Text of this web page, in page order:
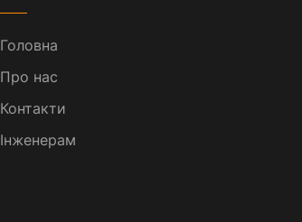
Головна
Про нас
Контакти
Інженерам